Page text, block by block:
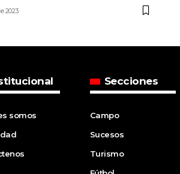
2023
somos
Secciones
Campo
Sucesos
Turismo